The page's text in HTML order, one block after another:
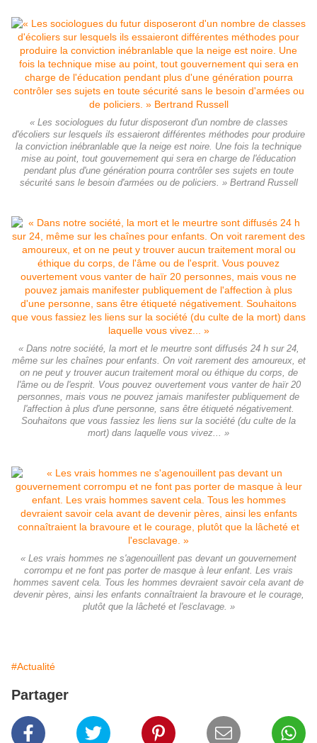
« Les sociologues du futur disposeront d'un nombre de classes
d'écoliers sur lesquels ils essaieront différentes méthodes pour produire
la conviction inébranlable que la neige est noire. Une fois la technique
mise au point, tout gouvernement qui sera en charge de l'éducation
pendant plus d'une génération pourra contrôler ses sujets en toute
sécurité sans le besoin d'armées ou de policiers. » Bertrand Russell
« Dans notre société, la mort et le meurtre sont diffusés 24 h sur 24,
même sur les chaînes pour enfants. On voit rarement des amoureux, et
on ne peut y trouver aucun traitement moral ou éthique du corps, de
l'âme ou de l'esprit. Vous pouvez ouvertement vous vanter de haïr 20
personnes, mais vous ne pouvez jamais manifester publiquement de
l'affection à plus d'une personne, sans être étiqueté négativement.
Souhaitons que vous fassiez les liens sur la société (du culte de la
mort) dans laquelle vous vivez... »
« Les vrais hommes ne s'agenouillent pas devant un gouvernement
corrompu et ne font pas porter de masque à leur enfant. Les vrais
hommes savent cela. Tous les hommes devraient savoir cela avant de
devenir pères, ainsi les enfants connaîtraient la bravoure et le courage,
plutôt que la lâcheté et l'esclavage. »
#Actualité
Partager